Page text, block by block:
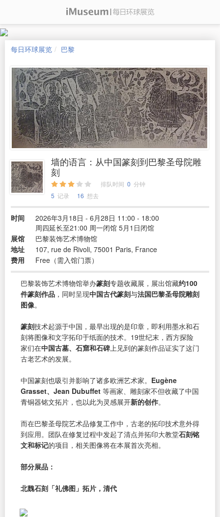
每日环球展览 巴黎
墙的语言：从中国篆刻到巴黎圣母院雕
刻
排队时间 0 分钟
5 记录 16 想去
时间
2026年3月18日 - 6月28日 11:00 - 18:00
周四延长至21:00 周一闭馆 5月1日闭馆
展馆
巴黎装饰艺术博物馆
地址
107, rue de Rivoli, 75001 Paris, France
费用
Free（需入馆门票）
巴黎装饰艺术博物馆举办篆刻专题收藏展，展出馆藏约100
件篆刻作品 ，同时呈现中国古代篆刻与法国巴黎圣母院雕刻
图像。
篆刻技术起源于中国，最早出现的是印章，即利用墨水和石
刻将图像和文字拓印于纸面的技术。19世纪末，西方探险
家们在中国古墓、石窟和石碑 上见到的篆刻作品证实了这门
古老艺术的发展。
中国篆刻也吸引并影响了诸多欧洲艺术家。 Eugène
Grasset、Jean Dubuffet 等画家、雕刻家不但收藏了中国
青铜器铭文拓片，也以此为灵感展开新的创作。
而在巴黎圣母院艺术品修复工作中，古老的拓印技术意外得
到应用。团队在修复过程中发起了清点并拓印大教堂石刻铭
文和标记的项目，相关图像将在本展首次亮相。
部分展品：
北魏石刻「礼佛图」拓片，清代